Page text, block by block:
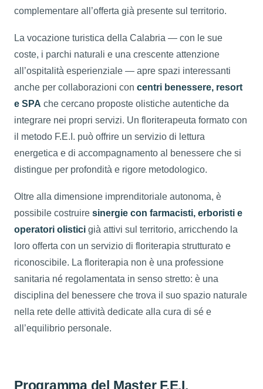
complementare all’offerta già presente sul territorio.
La vocazione turistica della Calabria — con le sue
coste, i parchi naturali e una crescente attenzione
all’ospitalità esperienziale — apre spazi interessanti
anche per collaborazioni con centri benessere, resort
e SPA che cercano proposte olistiche autentiche da
integrare nei propri servizi. Un floriterapeuta formato con
il metodo F.E.I. può offrire un servizio di lettura
energetica e di accompagnamento al benessere che si
distingue per profondità e rigore metodologico.
Oltre alla dimensione imprenditoriale autonoma, è
possibile costruire sinergie con farmacisti, erboristi e
operatori olistici già attivi sul territorio, arricchendo la
loro offerta con un servizio di floriterapia strutturato e
riconoscibile. La floriterapia non è una professione
sanitaria né regolamentata in senso stretto: è una
disciplina del benessere che trova il suo spazio naturale
nella rete delle attività dedicate alla cura di sé e
all’equilibrio personale.
Programma del Master F.E.I.